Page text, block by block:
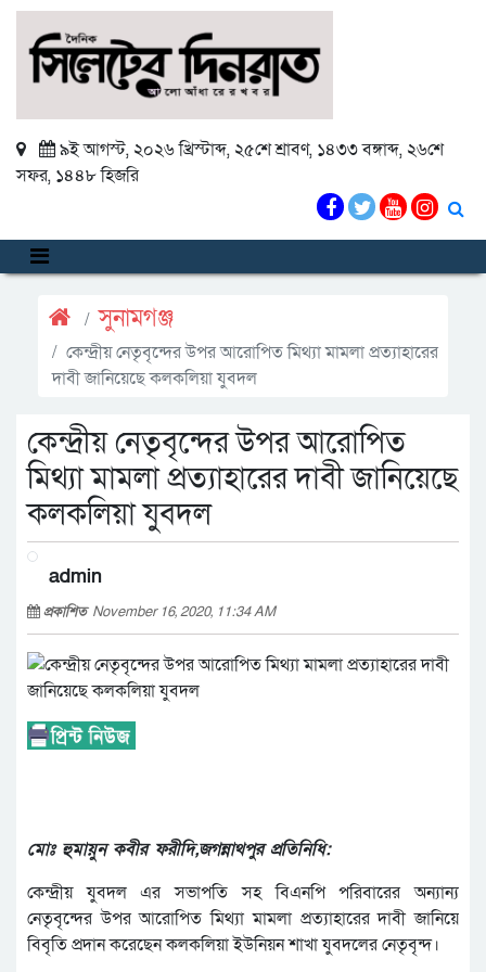
৯ই আগস্ট, ২০২৬ খ্রিস্টাব্দ, ২৫শে শ্রাবণ, ১৪৩৩ বঙ্গাব্দ, ২৬শে
সফর, ১৪৪৮ হিজরি
সুনামগঞ্জ
কেন্দ্রীয় নেতৃবৃন্দের উপর আরোপিত মিথ্যা মামলা প্রত্যাহারের
দাবী জানিয়েছে কলকলিয়া যুবদল
কেন্দ্রীয় নেতৃবৃন্দের উপর আরোপিত
মিথ্যা মামলা প্রত্যাহারের দাবী জানিয়েছে
কলকলিয়া যুবদল
admin
প্রকাশিত November 16, 2020, 11:34 AM
মোঃ হুমায়ুন কবীর ফরীদি,জগন্নাথপুর প্রতিনিধি:
কেন্দ্রীয় যুবদল এর সভাপতি সহ বিএনপি পরিবারের অন্যান্য
নেতৃবৃন্দের উপর আরোপিত মিথ্যা মামলা প্রত্যাহারের দাবী জানিয়ে
বিবৃতি প্রদান করেছেন কলকলিয়া ইউনিয়ন শাখা যুবদলের নেতৃবৃন্দ।